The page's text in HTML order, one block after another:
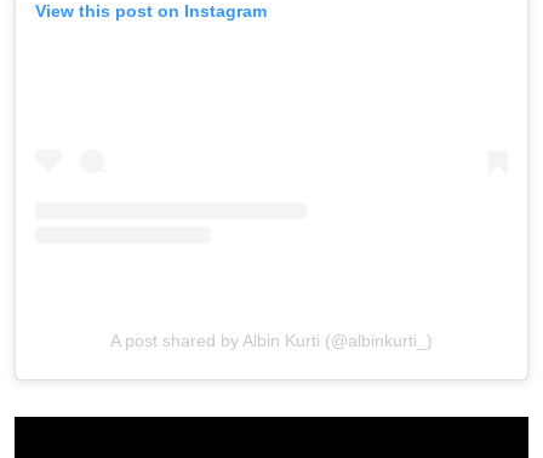
View this post on Instagram
A post shared by Albin Kurti (@albinkurti_)